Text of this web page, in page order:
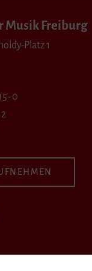
Musik Freiburg
Platz 1
0
Facebook
auf Instagram
Sie uns bei Vimeo